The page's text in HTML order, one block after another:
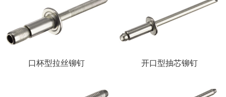
口杯型拉丝铆钉 开口型抽芯铆钉